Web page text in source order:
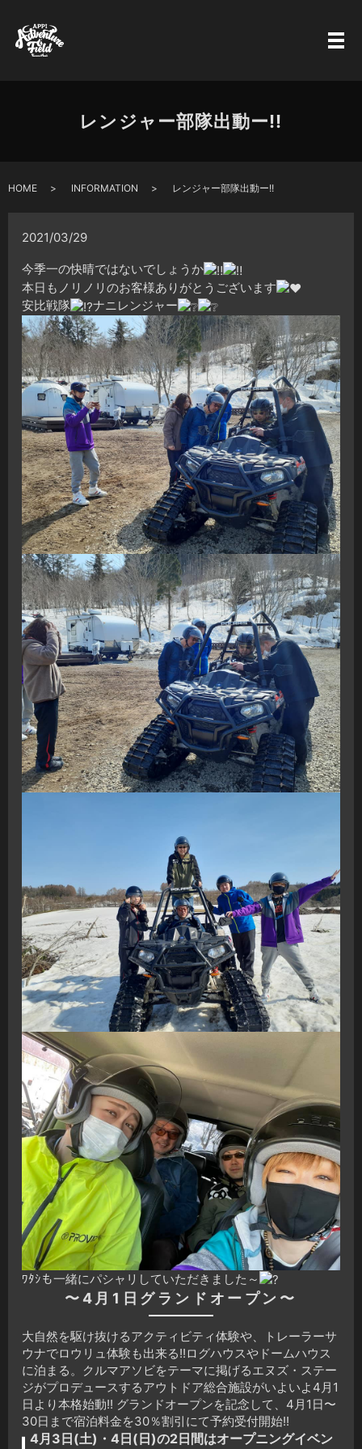
レンジャー部隊出動ー!!
HOME INFORMATION レンジャー部隊出動ー!!
2021/03/29
今季一の快晴ではないでしょうか
本日もノリノリのお客様ありがとうございます
安比戦隊
ナニレンジャー
ﾜﾀｼも一緒にパシャリしていただきました～
〜4月1日グランドオープン〜
大自然を駆け抜けるアクティビティ体験や、トレーラーサ
ウナでロウリュ体験も出来る!!ログハウスやドームハウス
に泊まる。クルマアソビをテーマに掲げるエヌズ・ステー
ジがプロデュースするアウトドア総合施設がいよいよ4月1
日より本格始動!! グランドオープンを記念して、4月1日〜
30日まで宿泊料金を30％割引にて予約受付開始!!
4月3日(土)・4日(日)の2日間はオープニングイベン